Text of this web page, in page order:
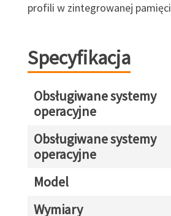
profili w zintegrowanej pamięci
Specyfikacja
Obsługiwane systemy
operacyjne
Obsługiwane systemy
operacyjne
Model
Wymiary